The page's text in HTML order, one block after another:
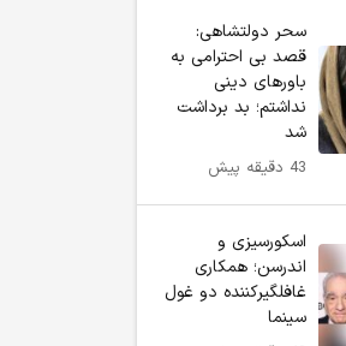
سحر دولتشاهی:
قصد بی احترامی به
باورهای دینی
نداشتم؛ بد برداشت
شد
43 دقیقه پیش
اسکورسیزی و
اندرسن؛ همکاری
غافلگیرکننده دو غول
سینما